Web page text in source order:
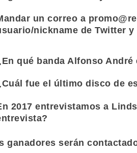
un correo a
nickname de Twitter
qué banda Alfonso André
fue el último disco de
2017 entrevistamos a
ganadores serán